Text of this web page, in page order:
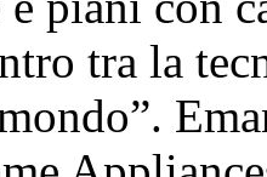
tra la